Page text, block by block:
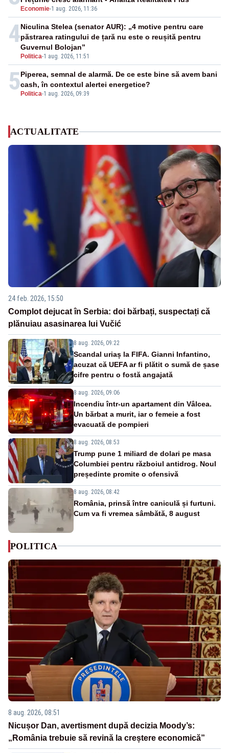
Economie-1 aug. 2026, 11:36
4
Politica-1 aug. 2026, 11:51
Niculina Stelea (senator AUR): „4 motive pentru care
păstrarea ratingului de țară nu este o reușită pentru
Guvernul Bolojan”
5 Politica-1 aug. 2026, 09:39
Piperea, semnal de alarmă. De ce este bine să avem bani
cash, în contextul alertei energetice?
ACTUALITATE
24 feb. 2026, 15:50
Complot dejucat în Serbia: doi bărbați, suspectați că
plănuiau asasinarea lui Vučić
8 aug. 2026, 09:22
Scandal uriaș la FIFA. Gianni Infantino,
acuzat că UEFA ar fi plătit o sumă de șase
cifre pentru o fostă angajată
8 aug. 2026, 09:06
Incendiu într-un apartament din Vâlcea.
Un bărbat a murit, iar o femeie a fost
evacuată de pompieri
8 aug. 2026, 08:53
Trump pune 1 miliard de dolari pe masa
Columbiei pentru războiul antidrog. Noul
președinte promite o ofensivă
8 aug. 2026, 08:42
România, prinsă între caniculă și furtuni.
Cum va fi vremea sâmbătă, 8 august
POLITICA
8 aug. 2026, 08:51
Nicușor Dan, avertisment după decizia Moody’s:
„România trebuie să revină la creștere economică”